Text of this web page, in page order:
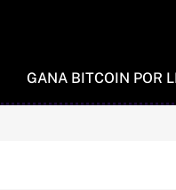
GANA BITCOIN POR